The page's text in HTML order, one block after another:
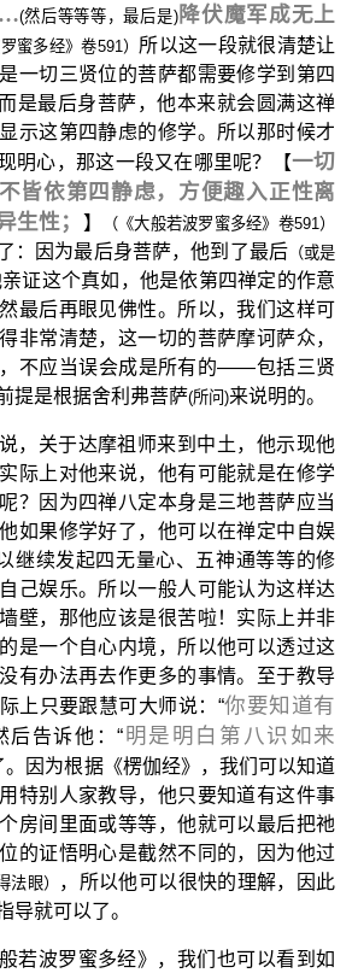
(然后等等等，最后是)降伏魔军成无上
蜜多经》卷591） 所以这一段就很清楚让
一切三贤位的菩萨都需要修学到第四
是最后身菩萨，他本来就会圆满这禅
示这第四静虑的修学。所以那时候才
明心，那这一段又在哪里呢？【一切
皆依第四静虑，方便趣入正性离
生性；
】 （《大般若波罗蜜多经》卷591）
：因为最后身菩萨，他到了最后（或是
证这个真如，他是依第四禅定的作意
最后再眼见佛性。所以，我们这样可
非常清楚，这一切的菩萨摩诃萨众，
不应当误会成是所有的——包括三贤
提是根据舍利弗菩萨(所问)来说明的。
，关于达摩祖师来到中土，他示现他
际上对他来说，他有可能就是在修学
？因为四禅八定本身是三地菩萨应当
如果修学好了，他可以在禅定中自娱
继续发起四无量心、五神通等等的修
己娱乐。所以一般人可能认为这样达
壁，那他应该是很苦啦！实际上并非
是一个自心内境，所以他可以透过这
有办法再去作更多的事情。至于教导
上只要跟慧可大师说：“你要知道有
后告诉他：“ 明是明白第八识如来
。因为根据《楞伽经》，我们可以知道
特别人家教导，他只要知道有这件事
房间里面或等等，他就可以最后把祂
的证悟明心是截然不同的，因为他过
法眼）
，所以他可以很快的理解，因此
导就可以了。
若波罗蜜多经》，我们也可以看到如